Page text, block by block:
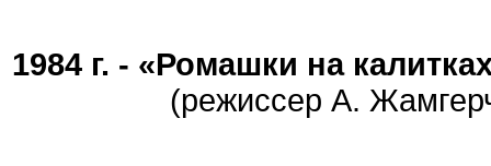
1984 г. - «Ромашки на
(режиссер А.